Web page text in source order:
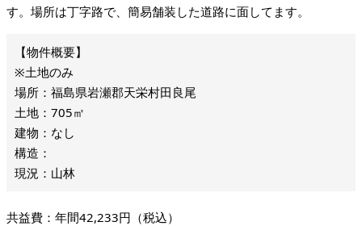
す。場所は丁字路で、簡易舗装した道路に面してます。
※土地のみ
場所：福島県岩瀬郡天栄村田良尾
土地：705㎡
建物：なし
構造：
現況：山林
共益費：年間42,233円（税込）